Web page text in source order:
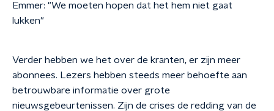
Emmer: "We moeten hopen dat het hem niet gaat
lukken"
Verder hebben we het over de kranten, er zijn meer
abonnees. Lezers hebben steeds meer behoefte aan
betrouwbare informatie over grote
nieuwsgebeurtenissen. Zijn de crises de redding van de